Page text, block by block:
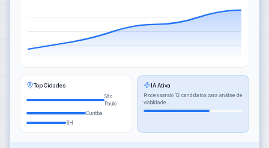
Top Cidades
São
Paulo
Curitiba
BH
IA Ativa
Processando 12 candidatos para análise de
viabilidade...